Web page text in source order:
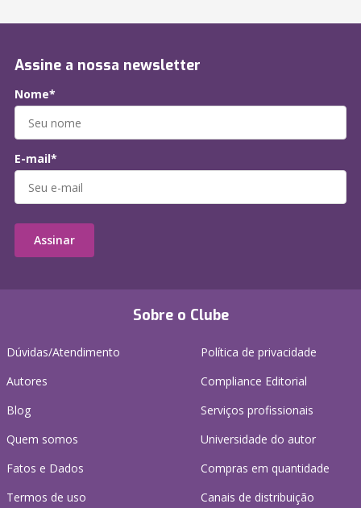
Sobre o Clube
Dúvidas/Atendimento
Autores
Blog
Quem somos
Fatos e Dados
Termos de uso
Política de privacidade
Compliance Editorial
Serviços profissionais
Universidade do autor
Compras em quantidade
Canais de distribuição
Assine a nossa newsletter
Nome*
E-mail*
Assinar